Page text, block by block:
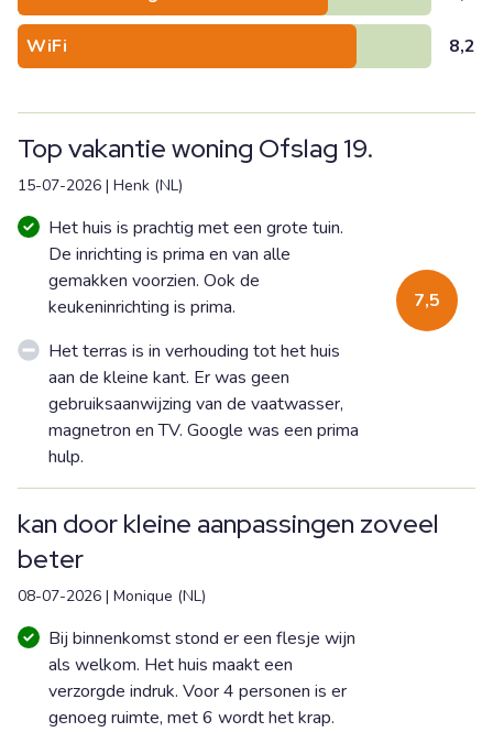
WiFi 8,2
Top vakantie woning Ofslag 19.
15-07-2026 | Henk (NL)
7,5
Het huis is prachtig met een grote tuin.
De inrichting is prima en van alle
gemakken voorzien. Ook de
keukeninrichting is prima.
Het terras is in verhouding tot het huis
aan de kleine kant. Er was geen
gebruiksaanwijzing van de vaatwasser,
magnetron en TV. Google was een prima
hulp.
kan door kleine aanpassingen zoveel
beter
08-07-2026 | Monique (NL)
Bij binnenkomst stond er een flesje wijn
als welkom. Het huis maakt een
verzorgde indruk. Voor 4 personen is er
genoeg ruimte, met 6 wordt het krap.